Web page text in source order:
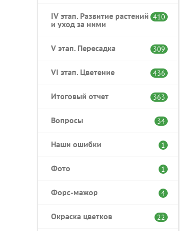
IV этап. Развитие растений
и уход за ними
410
V этап. Пересадка 309
VI этап. Цветение 436
Итоговый отчет 363
Вопросы 34
Наши ошибки 1
Фото 1
Форс-мажор 4
Окраска цветков 22